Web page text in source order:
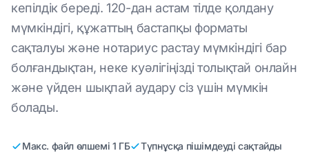
кепілдік береді. 120-дан астам тілде қолдану
мүмкіндігі, құжаттың бастапқы форматы
сақталуы және нотариус растау мүмкіндігі бар
болғандықтан, неке куәлігіңізді толықтай онлайн
және үйден шықпай аудару сіз үшін мүмкін
болады.
Макс. файл өлшемі 1 ГБ Түпнұсқа пішімдеуді сақтайды